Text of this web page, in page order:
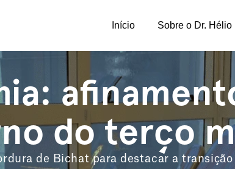
Início Sobre o Dr. Hélio
do terço
de Bichat para destacar a